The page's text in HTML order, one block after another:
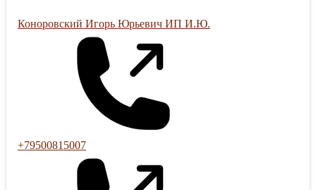
Коноровский Игорь Юрьевич ИП И.Ю.
+79500815007